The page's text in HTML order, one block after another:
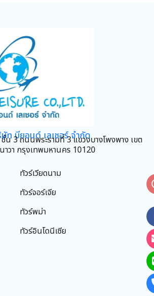
ท บียอนด์ เลเชอร์ จำกัด
น 3 ถนนพระรามที่ 3 แขวงบางโพงพาง เขต
าวา กรุงเทพมหานคร 10120
ทัวร์เวียดนาม
ทัวร์จอร์เจีย
ทัวร์พม่า
ทัวร์อินโดนีเซีย